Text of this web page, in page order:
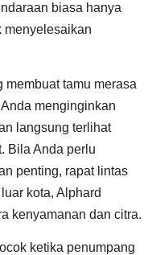
biasa hanya
menyelesaikan
membuat tamu merasa
menginginkan
langsung terlihat
Bila Anda perlu
penting, rapat lintas
kota, Alphard
kenyamanan dan citra.
ketika penumpang